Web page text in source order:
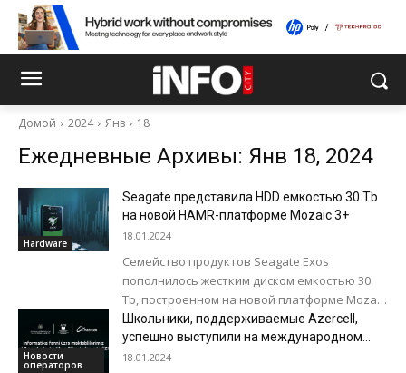
Домой 2024 Янв 18
Ежедневные Архивы: Янв 18, 2024
Hardware
Seagate представила HDD емкостью 30 Tb
на новой HAMR-платформе Mozaic 3+
18.01.2024
Семейство продуктов Seagate Exos
пополнилось жестким диском емкостью 30
Tb, построенном на новой платформе Mozaic
3+. Платформа Mozaic 3+, предназначенная
для создания накопителей нового
поколения,...
Новости
операторов
Школьники, поддерживаемые Azercell,
успешно выступили на международном
интеллектуальном соревновании по
18.01.2024